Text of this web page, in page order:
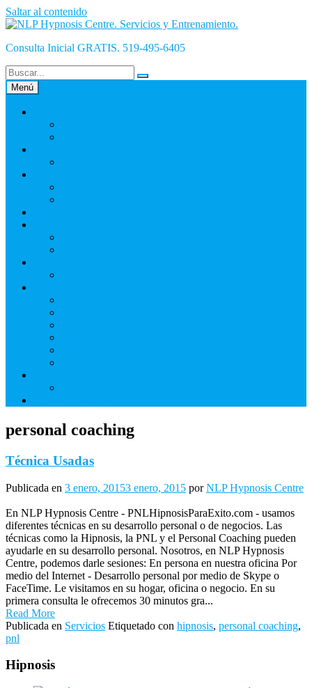
Saltar al contenido
Consulta Inicial GRATIS. 519-495-6405
Menú
personal coaching
Técnica Usadas
Publicada en 3 enero, 20153 enero, 2015 porNLP Hypnosis Centre
En NLP Hypnosis Centre - PNLHipnosisParaExito.com - usamos
diferentes técnicas en su desarrollo personal o de negocios. Las
técnicas como la Hipnosis, la PNL y el Personal Coaching pueden
ayudarle en su desarrollo personal. Nosotros, en NLP Hypnosis
Centre, podemos darle sesiones: En persona en nuestra oficina Por
medio del Internet - Desarrollo personal por medio de Skype o
FaceTime. Le visitamos en su hogar, oficina o negocio. En su
primera consulta le ofrecemos 30 minutos gra...
Read More
Publicada en Servicios Etiquetado con hipnosis, personal coaching,
pnl
Hipnosis